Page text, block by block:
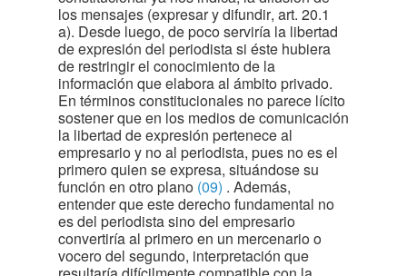
los mensajes (expresar y difundir, art. 20.1
a). Desde luego, de poco serviría la libertad
de expresión del periodista si éste hubiera
de restringir el conocimiento de la
información que elabora al ámbito privado.
En términos constitucionales no parece lícito
sostener que en los medios de comunicación
la libertad de expresión pertenece al
empresario y no al periodista, pues no es el
primero quien se expresa, situándose su
función en otro plano (09) . Además,
entender que este derecho fundamental no
es del periodista sino del empresario
convertiría al primero en un mercenario o
vocero del segundo, interpretación que